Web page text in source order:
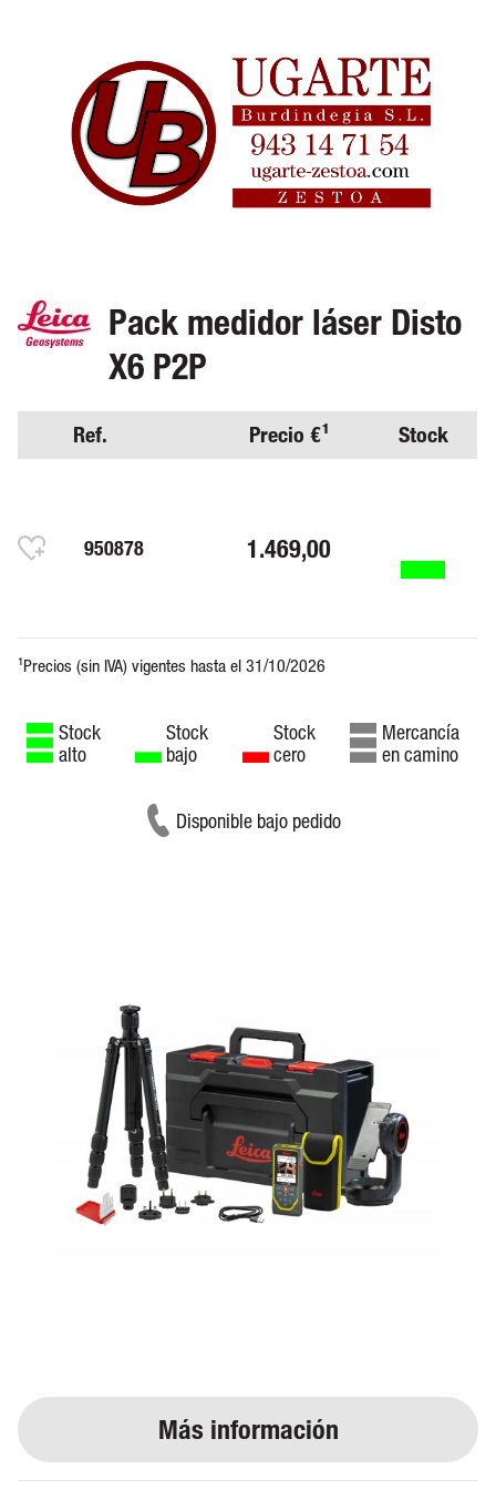
Pack medidor láser Disto
X6 P2P
Ref. Precio €¹ Stock
950878 1.469,00
Stock
alto
Stock
bajo
Stock
cero
Mercancía
en camino
Disponible bajo pedido